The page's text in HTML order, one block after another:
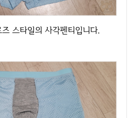
즈 스타일의 사각펜티입니다.